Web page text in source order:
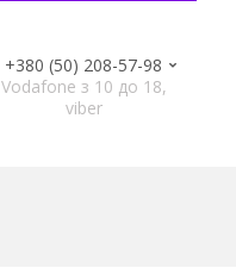
+380 (50) 208-57-98
Vodafone з 10 до 18,
viber